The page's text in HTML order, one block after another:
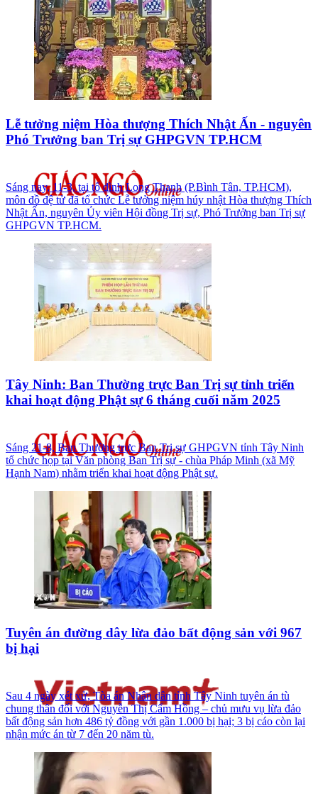
Lễ tưởng niệm Hòa thượng Thích Nhật Ấn - nguyên
Phó Trưởng ban Trị sự GHPGVN TP.HCM
Sáng nay, 11-3, tại tổ đình Long Thạnh (P.Bình Tân, TP.HCM),
môn đồ đệ tử đã tổ chức Lễ tưởng niệm húy nhật Hòa thượng Thích
Nhật Ấn, nguyên Ủy viên Hội đồng Trị sự, Phó Trưởng ban Trị sự
GHPGVN TP.HCM.
Tây Ninh: Ban Thường trực Ban Trị sự tỉnh triển
khai hoạt động Phật sự 6 tháng cuối năm 2025
Sáng 21-8, Ban Thường trực Ban Trị sự GHPGVN tỉnh Tây Ninh
tổ chức họp tại Văn phòng Ban Trị sự - chùa Pháp Minh (xã Mỹ
Hạnh Nam) nhằm triển khai hoạt động Phật sự.
Tuyên án đường dây lừa đảo bất động sản với 967
bị hại
Sau 4 ngày xét xử, Tòa án Nhân dân tỉnh Tây Ninh tuyên án tù
chung thân đối với Nguyễn Thị Cẩm Hồng – chủ mưu vụ lừa đảo
bất động sản hơn 486 tỷ đồng với gần 1.000 bị hại; 3 bị cáo còn lại
nhận mức án từ 7 đến 20 năm tù.